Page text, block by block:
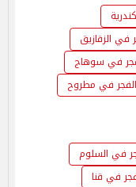
في الزقازيق
في سوهاج
في مطروح
في السلوم
في قنا